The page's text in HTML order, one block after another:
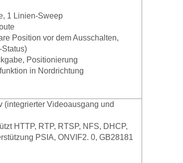
1 Linien-Sweep
Position vor dem Ausschalten,
Positionierung
in Nordrichtung
(integrierter Videoausgang und
HTTP, RTP, RTSP, NFS, DHCP,
PSIA, ONVIF2. 0, GB28181